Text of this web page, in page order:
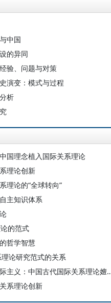
中国
的异同
验、问题与对策
演变：模式与过程
析
国理念植入国际关系理论
理论创新
理论的“全球转向”
主知识体系
的范式
哲学智慧
论研究范式的关系
郭树勇：从文化天下主义到文化
系理论创新